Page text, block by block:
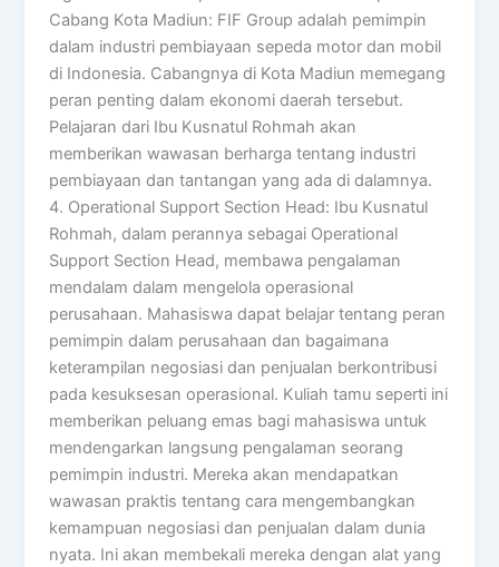
Cabang Kota Madiun: FIF Group adalah pemimpin
dalam industri pembiayaan sepeda motor dan mobil
di Indonesia. Cabangnya di Kota Madiun memegang
peran penting dalam ekonomi daerah tersebut.
Pelajaran dari Ibu Kusnatul Rohmah akan
memberikan wawasan berharga tentang industri
pembiayaan dan tantangan yang ada di dalamnya.
4. Operational Support Section Head: Ibu Kusnatul
Rohmah, dalam perannya sebagai Operational
Support Section Head, membawa pengalaman
mendalam dalam mengelola operasional
perusahaan. Mahasiswa dapat belajar tentang peran
pemimpin dalam perusahaan dan bagaimana
keterampilan negosiasi dan penjualan berkontribusi
pada kesuksesan operasional. Kuliah tamu seperti ini
memberikan peluang emas bagi mahasiswa untuk
mendengarkan langsung pengalaman seorang
pemimpin industri. Mereka akan mendapatkan
wawasan praktis tentang cara mengembangkan
kemampuan negosiasi dan penjualan dalam dunia
nyata. Ini akan membekali mereka dengan alat yang